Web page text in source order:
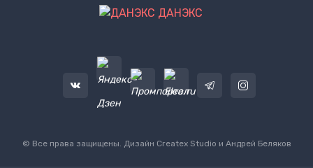
ДАНЭКС
© Все права защищены. Дизайн Createx Studio и Андрей Беляков